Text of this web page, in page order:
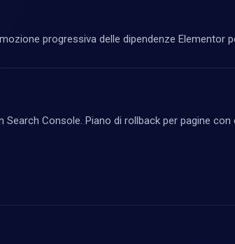
progressiva delle dipendenze Elementor
Console. Piano di rollback per pagine